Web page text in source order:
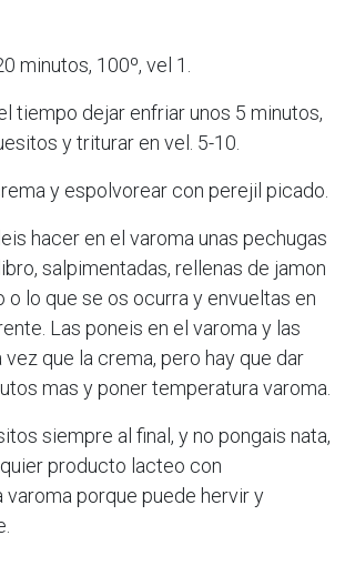
minutos, 100º, vel 1.
tiempo dejar enfriar unos 5 minutos,
y triturar en vel. 5-10.
y espolvorear con perejil picado.
hacer en el varoma unas pechugas
salpimentadas, rellenas de jamon
o lo que se os ocurra y envueltas en
Las poneis en el varoma y las
vez que la crema, pero hay que dar
mas y poner temperatura varoma.
siempre al final, y no pongais nata,
producto lacteo con
varoma porque puede hervir y